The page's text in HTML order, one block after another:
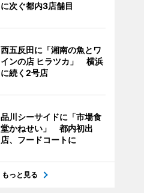
に次ぐ都内3店舗目
西五反田に「湘南の魚とワ
インの店 ヒラツカ」 横浜
に続く2号店
品川シーサイドに「市場食
堂かねせい」 都内初出
店、フードコートに
もっと見る